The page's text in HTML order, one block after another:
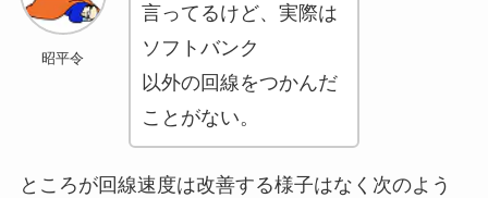
昭平令
言ってるけど、実際は
ソフトバンク
以外の回線をつかんだ
ことがない。
ところが回線速度は改善する様子はなく次のよう